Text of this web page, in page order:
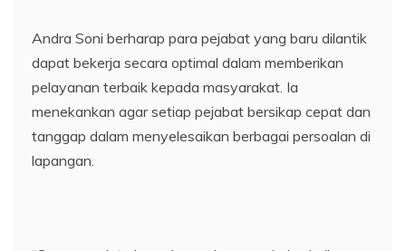
Andra Soni berharap para pejabat yang baru dilantik
dapat bekerja secara optimal dalam memberikan
pelayanan terbaik kepada masyarakat. Ia
menekankan agar setiap pejabat bersikap cepat dan
tanggap dalam menyelesaikan berbagai persoalan di
lapangan.